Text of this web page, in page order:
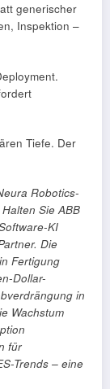
generischer
Inspektion –
Tiefe. Der
Robotics-
Sie ABB
KI
Die
Fertigung
Dollar-
in
Wachstum
für
Trends – eine